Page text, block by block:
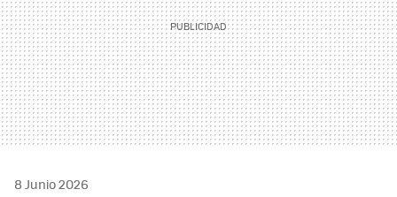
8 Junio 2026